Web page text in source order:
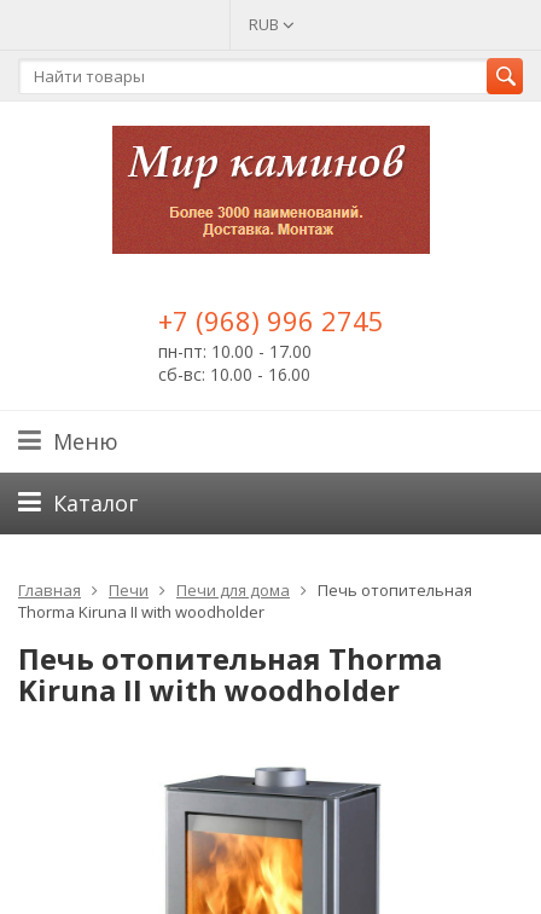
RUB
+7 (968) 996 2745
пн-пт: 10.00 - 17.00
сб-вс: 10.00 - 16.00
Меню
Каталог
Главная Печи Печи для дома
Печь отопительная
Thorma Kiruna II with woodholder
Печь отопительная Thorma
Kiruna II with woodholder